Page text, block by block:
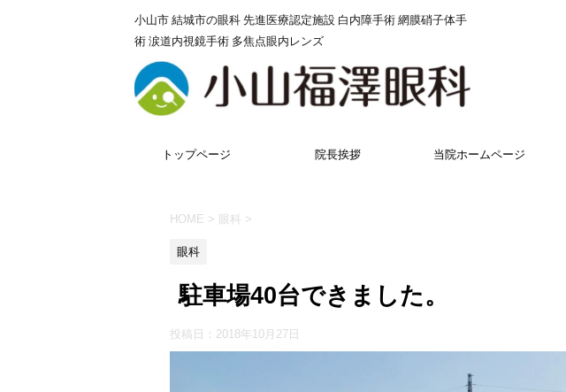
小山市 結城市の眼科 先進医療認定施設 白内障手術 網膜硝子体手
術 涙道内視鏡手術 多焦点眼内レンズ
トップページ 院長挨拶 当院ホームページ
HOME > 眼科 >
眼科
駐車場40台できました。
投稿日： 2018年10月27日